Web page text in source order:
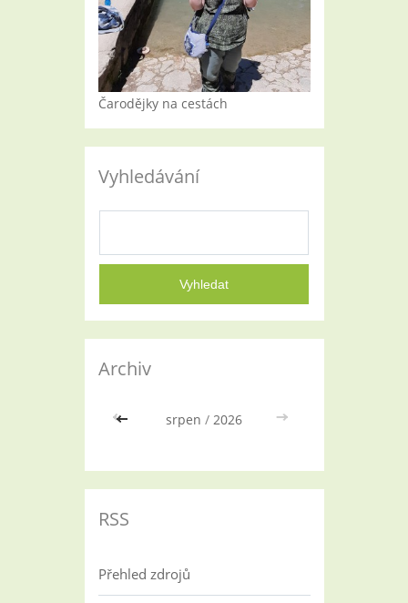
Čarodějky na cestách
Vyhledávání
Archiv
<< srpen / 2026 >>
RSS
Přehled zdrojů